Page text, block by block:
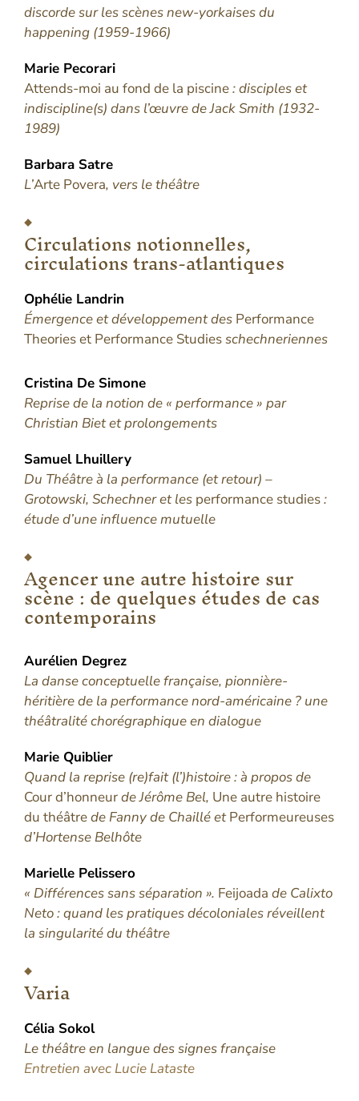
discorde sur les scènes new-yorkaises du
happening (1959-1966)
Marie Pecorari
Attends-moi au fond de la piscine: disciples et
indiscipline(s) dans l’œuvre de Jack Smith (1932-
1989)
Barbara Satre
L’Arte Povera, vers le théâtre
Circulations notionnelles,
circulations trans-atlantiques
Ophélie Landrin
Émergence et développement des Performance
Theories et Performance Studiesschechneriennes
Cristina De Simone
Reprise de la notion de « performance » par
Christian Biet et prolongements
Samuel Lhuillery
Du Théâtre à la performance (et retour) –
Grotowski, Schechner et les performance studies:
étude d’une influence mutuelle
Agencer une autre histoire sur
scène : de quelques études de cas
contemporains
Aurélien Degrez
La danse conceptuelle française, pionnière-
héritière de la performance nord-américaine ? une
théâtralité chorégraphique en dialogue
Marie Quiblier
Quand la reprise (re)fait (l’)histoire : à propos de
Cour d’honneurde Jérôme Bel, Une autre histoire
du théâtrede Fanny de Chaillé etPerformeureuses
d’Hortense Belhôte
Marielle Pelissero
« Différences sans séparation ». Feijoada de Calixto
Neto : quand les pratiques décoloniales réveillent
la singularité du théâtre
Varia
Célia Sokol
Le théâtre en langue des signes française
Entretien avec Lucie Lataste